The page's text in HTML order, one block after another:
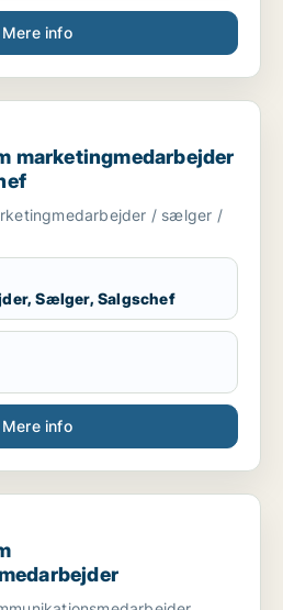
Mere info
/ sælger /
marketingmedarbejder
/ sælger /
Sælger, Salgschef
Mere info